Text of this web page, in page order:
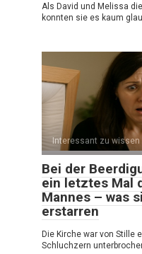
Als David und Melissa
konnten sie es kaum
Interessant zu wissen
Bei der
ein letztes Mal
Mannes – was
erstarren
Die Kirche war von Stille
Schluchzern